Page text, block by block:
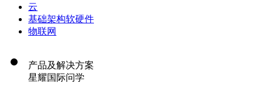
云
基础架构软硬件
物联网
产品及解决方案
星耀国际问学